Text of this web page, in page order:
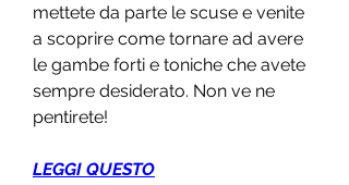
mettete da parte le scuse e venite
a scoprire come tornare ad avere
le gambe forti e toniche che avete
sempre desiderato. Non ve ne
pentirete!
LEGGI QUESTO